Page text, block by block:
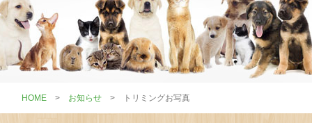
HOME > お知らせ > トリミングお写真